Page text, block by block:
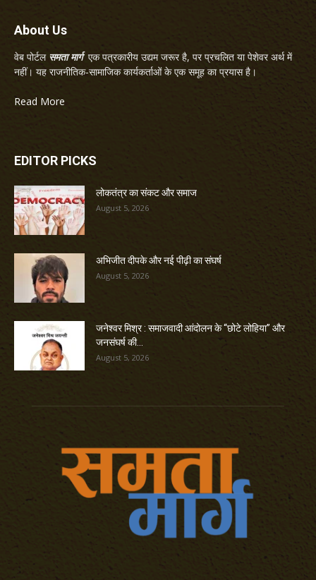
About Us
वेब पोर्टल समता मार्गएक पत्रकारीय उद्यम जरूर है, पर प्रचलित या पेशेवर अर्थ में
नहीं। यह राजनीतिक-सामाजिक कार्यकर्ताओं के एक समूह का प्रयास है।
Read More
EDITOR PICKS
लोकतंत्र का संकट और समाज
August 5, 2026
अभिजीत दीपके और नई पीढ़ी का संघर्ष
August 5, 2026
जनेश्वर मिश्र : समाजवादी आंदोलन के “छोटे लोहिया” और
जनसंघर्ष की...
August 5, 2026